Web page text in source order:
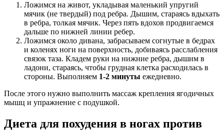
Ложимся на живот, укладывая маленький упругий
мячик (не твердый) под ребра. Дышим, стараясь вдыхать
в ребра, толкая мячик. Через пять вдохов продвигаемся
дальше по нижней линии ребер.
Ложимся около дивана, забрасываем согнутые в бедрах
и коленях ноги на поверхность, добиваясь расслабления
связок таза. Кладем руки на нижние ребра, дышим в
ладони, стараясь, чтобы грудная клетка расходилась в
стороны. Выполняем 1-2 минуты ежедневно.
После этого нужно выполнить массаж крепления ягодичных
мышц и упражнение с подушкой.
Диета для похудения в ногах против